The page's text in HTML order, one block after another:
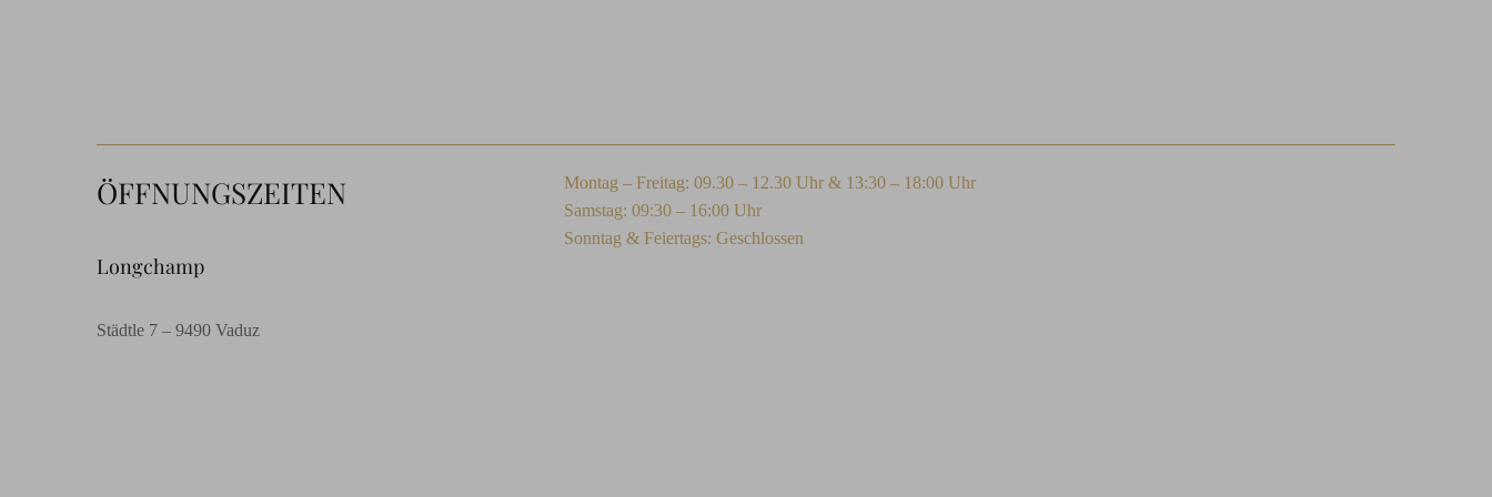
ÖFFNUNGSZEITEN
Longchamp
Städtle 7 – 9490 Vaduz
Montag – Freitag: 09.30 – 12.30 Uhr & 13:30 – 18:00 Uhr
Samstag: 09:30 – 16:00 Uhr
Sonntag & Feiertags: Geschlossen